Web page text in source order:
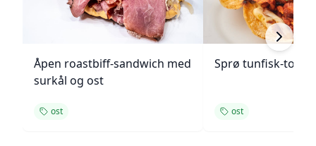
Åpen roastbiff-sandwich med
surkål og ost
ost
Sprø tunfisk-
ost